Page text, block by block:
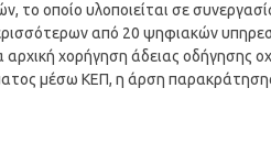
το οποίο υλοποιείται σε
από 20 ψηφιακών
αρχική χορήγηση άδειας οδήγησης
μέσω ΚΕΠ, η άρση